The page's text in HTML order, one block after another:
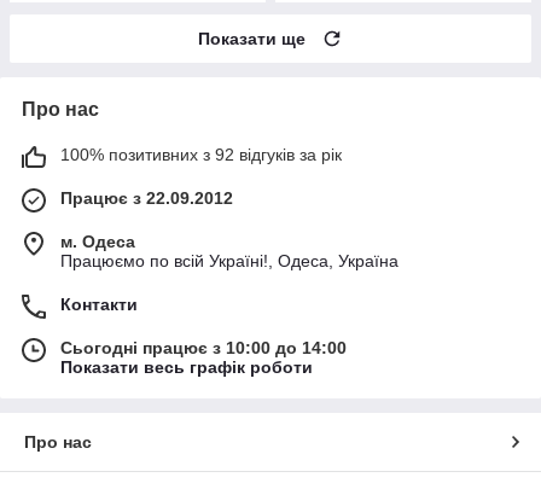
Показати ще
Про нас
100% позитивних з 92 відгуків за рік
Працює з 22.09.2012
м. Одеса
Працюємо по всій Україні!, Одеса, Україна
Контакти
Сьогодні працює з 10:00 до 14:00
Показати весь графік роботи
Про нас